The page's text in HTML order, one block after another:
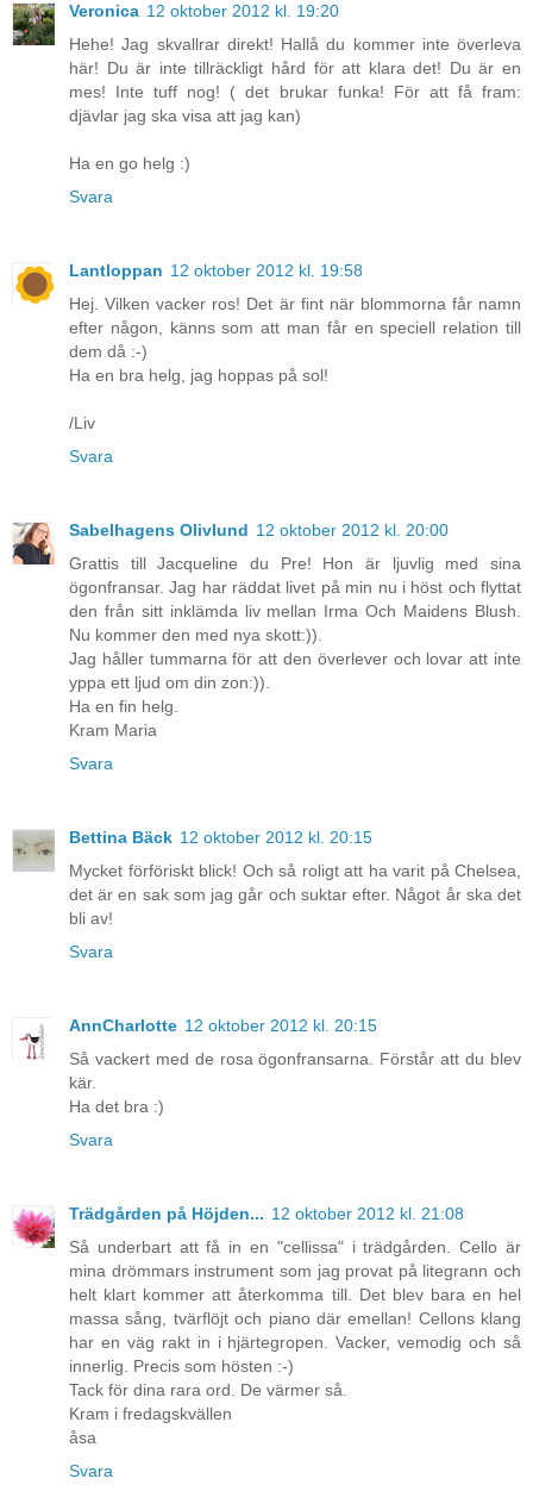
Veronica 12 oktober 2012 kl. 19:20
Hehe! Jag skvallrar direkt! Hallå du kommer inte överleva
här! Du är inte tillräckligt hård för att klara det! Du är en
mes! Inte tuff nog! ( det brukar funka! För att få fram:
djävlar jag ska visa att jag kan)
Ha en go helg :)
Svara
Lantloppan 12 oktober 2012 kl. 19:58
Hej. Vilken vacker ros! Det är fint när blommorna får namn
efter någon, känns som att man får en speciell relation till
dem då :-)
Ha en bra helg, jag hoppas på sol!
/Liv
Svara
Sabelhagens Olivlund 12 oktober 2012 kl. 20:00
Grattis till Jacqueline du Pre! Hon är ljuvlig med sina
ögonfransar. Jag har räddat livet på min nu i höst och flyttat
den från sitt inklämda liv mellan Irma Och Maidens Blush.
Nu kommer den med nya skott:)).
Jag håller tummarna för att den överlever och lovar att inte
yppa ett ljud om din zon:)).
Ha en fin helg.
Kram Maria
Svara
Bettina Bäck 12 oktober 2012 kl. 20:15
Mycket förföriskt blick! Och så roligt att ha varit på Chelsea,
det är en sak som jag går och suktar efter. Något år ska det
bli av!
Svara
AnnCharlotte 12 oktober 2012 kl. 20:15
Så vackert med de rosa ögonfransarna. Förstår att du blev
kär.
Ha det bra :)
Svara
Trädgården på Höjden... 12 oktober 2012 kl. 21:08
Så underbart att få in en "cellissa" i trädgården. Cello är
mina drömmars instrument som jag provat på litegrann och
helt klart kommer att återkomma till. Det blev bara en hel
massa sång, tvärflöjt och piano där emellan! Cellons klang
har en väg rakt in i hjärtegropen. Vacker, vemodig och så
innerlig. Precis som hösten :-)
Tack för dina rara ord. De värmer så.
Kram i fredagskvällen
åsa
Svara